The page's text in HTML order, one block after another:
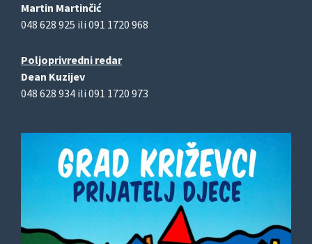
Martin Martinčić
048 628 925 ili 091 1720 968
Poljoprivredni redar
Dean Kuzijev
048 628 934 ili 091 1720 973